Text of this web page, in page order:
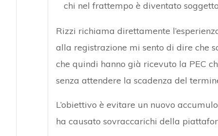
chi nel frattempo è diventato
Rizzi richiama direttamente
alla registrazione mi sento di dire che
che quindi hanno già ricevuto la PEC
senza attendere la scadenza del
L’obiettivo è evitare un nuovo
ha causato sovraccarichi della